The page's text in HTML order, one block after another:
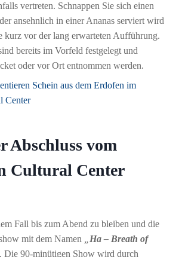
vertreten. Schnappen Sie sich einen
ansehnlich in einer Ananas serviert wird
kurz vor der lang erwarteten Aufführung.
bereits im Vorfeld festgelegt und
oder vor Ort entnommen werden.
Abschluss vom
Cultural Center
Fall bis zum Abend zu bleiben und die
mit dem Namen
Ha – Breath of
Die 90-minütigen Show wird durch